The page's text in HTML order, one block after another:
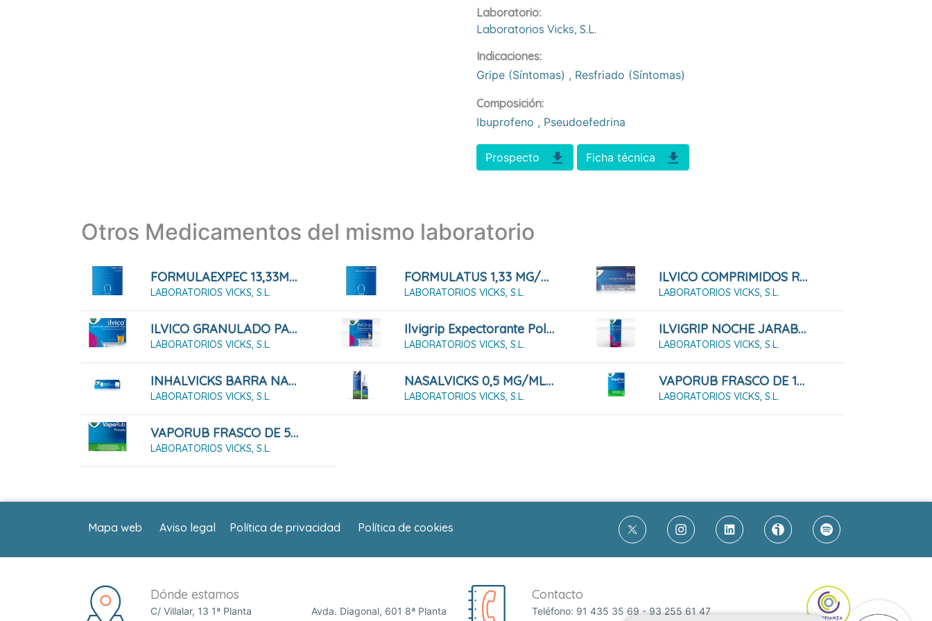
Laboratorio:
Laboratorios Vicks, S.l.
Indicaciones:
Gripe (síntomas) , Resfriado (síntomas)
Composición:
Ibuprofeno , Pseudoefedrina
Prospecto Ficha técnica
Otros Medicamentos del mismo laboratorio
FORMULAEXPEC 13,33MG/ML JARABE SABOR MIEL 180 ML
LABORATORIOS VICKS, S.L.
FORMULATUS 1,33 MG/5ML JARABE SABOR MIEL 180 ML
LABORATORIOS VICKS, S.L.
ILVICO COMPRIMIDOS RECUBIERTOS 20 COMPRIMIDOS
LABORATORIOS VICKS, S.L.
ILVICO GRANULADO PARA SOLUCIÓN ORAL 10 SOBRES
LABORATORIOS VICKS, S.L.
Ilvigrip Expectorante Polvo Para Solución Oral
LABORATORIOS VICKS, S.L.
ILVIGRIP NOCHE JARABE, 180 ML
LABORATORIOS VICKS, S.L.
INHALVICKS BARRA NASAL 1 ML
LABORATORIOS VICKS, S.L.
NASALVICKS 0,5 MG/ML SOLUCIÓN PARA PULVERIZACIÓN NASAL 15 ML
LABORATORIOS VICKS, S.L.
VAPORUB FRASCO DE 100 G
LABORATORIOS VICKS, S.L.
VAPORUB FRASCO DE 50 G
LABORATORIOS VICKS, S.L.
Mapa web Aviso legal Política de privacidad Política de cookies
Dónde estamos
C/ Villalar, 13 1ª Planta
Avda. Diagonal, 601 8ª Planta
Contacto
Teléfono: 91 435 35 69-93 255 61 47